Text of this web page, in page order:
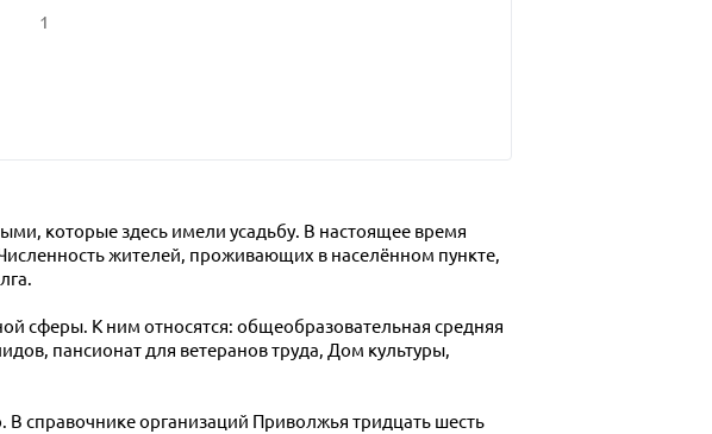
1
которые здесь имели усадьбу. В настоящее время
жителей, проживающих в населённом пункте,
сферы. К ним относятся: общеобразовательная средняя
пансионат для ветеранов труда, Дом культуры,
В справочнике организаций Приволжья тридцать шесть